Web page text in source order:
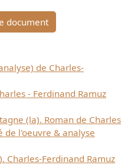
document
de Charles-
- Ferdinand Ramuz
(la). Roman de Charles
de l'oeuvre & analyse
Charles-Ferdinand Ramuz